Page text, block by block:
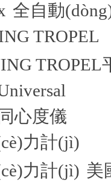
全自動
TROPEL
TROPEL
心度儀
力計(jì)
力計(jì) 美